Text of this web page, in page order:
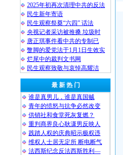
2025年初再次清理中共的反法
民生新年寄语
民生观察祭奠“六四” 话法
央视记者采访被推搡 垃圾时
唐正琪事件看中共的专制已
蹩脚的爱党法于1月1日生效实
烂尾中的裁判文书网
民生观察致敬与哀悼高耀洁
最 新 热 门
谁是真男儿，谁是真国贼
青年的愤怒与抗争必然改变
供销社和食堂死灰复燃？
重判商界良心耿潇男反映人
践踏人权的庆典昭示极权违
维权人士居无定所 断电断气
法西斯纪念反法西斯胜利—